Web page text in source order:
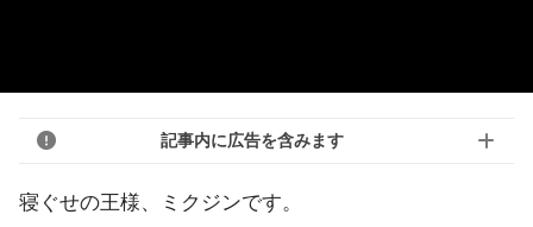
記事内に広告を含みます
寝ぐせの王様、ミクジンです。